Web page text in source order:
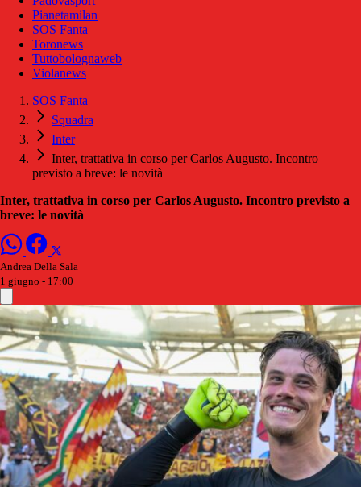
Pianetamilan
SOS Fanta
Toronews
Tuttobolognaweb
Violanews
SOS Fanta
Squadra
Inter
Inter, trattativa in corso per Carlos Augusto. Incontro
previsto a breve: le novità
Inter, trattativa in corso per Carlos Augusto. Incontro previsto a
breve: le novità
Andrea Della Sala
1 giugno - 17:00